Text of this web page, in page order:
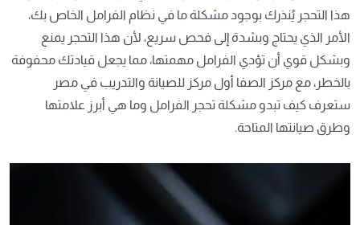
هذا التحجر يُنذرك بوجود مشكلة ما في نظام الفرامل الخاص بك،
الأمر الذي يحتاج وبشدة إلى فحص سريع، لأن هذا التحجر يمنع
وبشكل قوي أن تؤدي الفرامل مهمتها، مما يجعل قيادتك محفوفة
بالخطر، مع مركز الصفا أول مركز للصيانة والتدريب في مصر
ستعرف كيف تبدو مشكلة تحجر الفرامل وما هي أبرز علامتها
وطرق صيانتها المتاحة.